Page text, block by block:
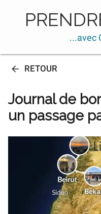
...avec
RETOUR
Journal de
un passage